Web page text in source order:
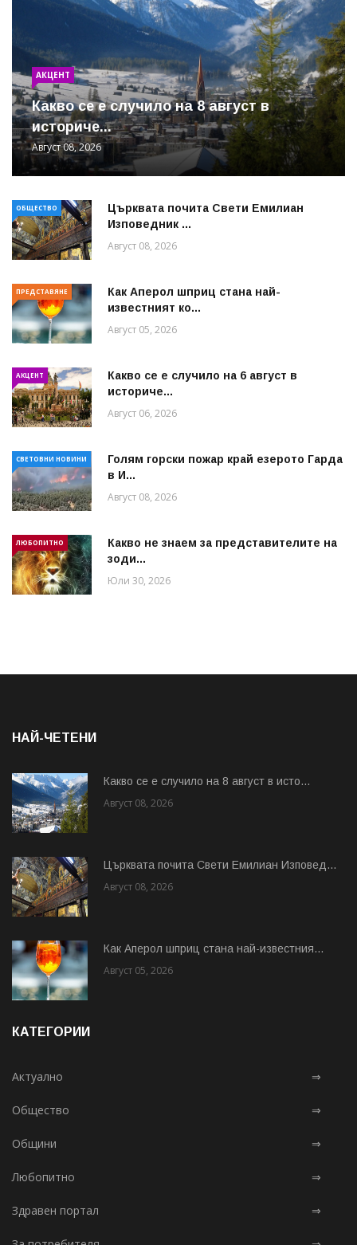
АКЦЕНТ
Какво се е случило на 8 август в
историче...
Август 08, 2026
ОБЩЕСТВО
Църквата почита Свeти Емилиан
Изповедник ...
Август 08, 2026
ПРЕДСТАВЯНЕ
Как Аперол шприц стана най-
известният ко...
Август 05, 2026
АКЦЕНТ
Какво се е случило на 6 август в
историче...
Август 06, 2026
СВЕТОВНИ НОВИНИ
Голям горски пожар край езерото Гарда
в И...
Август 08, 2026
ЛЮБОПИТНО
Какво не знаем за представителите на
зоди...
Юли 30, 2026
НАЙ-ЧЕТЕНИ
Какво се е случило на 8 август в исто...
Август 08, 2026
Църквата почита Свeти Емилиан Изповед...
Август 08, 2026
Как Аперол шприц стана най-известния...
Август 05, 2026
КАТЕГОРИИ
Актуално ⇒
Общество ⇒
Общини ⇒
Любопитно ⇒
Здравен портал ⇒